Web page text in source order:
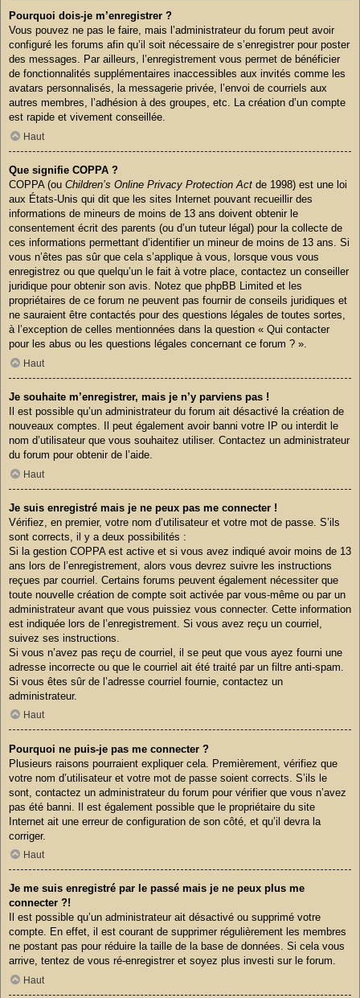
Pourquoi dois-je m’enregistrer ?
Vous pouvez ne pas le faire, mais l’administrateur du forum peut avoir
configuré les forums afin qu’il soit nécessaire de s’enregistrer pour poster
des messages. Par ailleurs, l’enregistrement vous permet de bénéficier
de fonctionnalités supplémentaires inaccessibles aux invités comme les
avatars personnalisés, la messagerie privée, l’envoi de courriels aux
autres membres, l’adhésion à des groupes, etc. La création d’un compte
est rapide et vivement conseillée.
Haut
Que signifie COPPA ?
COPPA (ou Children’s Online Privacy Protection Act de 1998) est une loi
aux États-Unis qui dit que les sites Internet pouvant recueillir des
informations de mineurs de moins de 13 ans doivent obtenir le
consentement écrit des parents (ou d’un tuteur légal) pour la collecte de
ces informations permettant d’identifier un mineur de moins de 13 ans. Si
vous n’êtes pas sûr que cela s’applique à vous, lorsque vous vous
enregistrez ou que quelqu’un le fait à votre place, contactez un conseiller
juridique pour obtenir son avis. Notez que phpBB Limited et les
propriétaires de ce forum ne peuvent pas fournir de conseils juridiques et
ne sauraient être contactés pour des questions légales de toutes sortes,
à l’exception de celles mentionnées dans la question « Qui contacter
pour les abus ou les questions légales concernant ce forum ? ».
Haut
Je souhaite m’enregistrer, mais je n’y parviens pas !
Il est possible qu’un administrateur du forum ait désactivé la création de
nouveaux comptes. Il peut également avoir banni votre IP ou interdit le
nom d’utilisateur que vous souhaitez utiliser. Contactez un administrateur
du forum pour obtenir de l’aide.
Haut
Je suis enregistré mais je ne peux pas me connecter !
Vérifiez, en premier, votre nom d’utilisateur et votre mot de passe. S’ils
sont corrects, il y a deux possibilités :
Si la gestion COPPA est active et si vous avez indiqué avoir moins de 13
ans lors de l’enregistrement, alors vous devrez suivre les instructions
reçues par courriel. Certains forums peuvent également nécessiter que
toute nouvelle création de compte soit activée par vous-même ou par un
administrateur avant que vous puissiez vous connecter. Cette information
est indiquée lors de l’enregistrement. Si vous avez reçu un courriel,
suivez ses instructions.
Si vous n’avez pas reçu de courriel, il se peut que vous ayez fourni une
adresse incorrecte ou que le courriel ait été traité par un filtre anti-spam.
Si vous êtes sûr de l’adresse courriel fournie, contactez un
administrateur.
Haut
Pourquoi ne puis-je pas me connecter ?
Plusieurs raisons pourraient expliquer cela. Premièrement, vérifiez que
votre nom d’utilisateur et votre mot de passe soient corrects. S’ils le
sont, contactez un administrateur du forum pour vérifier que vous n’avez
pas été banni. Il est également possible que le propriétaire du site
Internet ait une erreur de configuration de son côté, et qu’il devra la
corriger.
Haut
Je me suis enregistré par le passé mais je ne peux plus me
connecter ?!
Il est possible qu’un administrateur ait désactivé ou supprimé votre
compte. En effet, il est courant de supprimer régulièrement les membres
ne postant pas pour réduire la taille de la base de données. Si cela vous
arrive, tentez de vous ré-enregistrer et soyez plus investi sur le forum.
Haut